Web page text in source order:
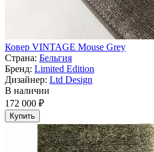
Ковер VINTAGE Mouse Grey
Страна: Бельгия
Бренд: Limited Edition
Дизайнер: Ltd Design
В наличии
172 000 ₽
Купить